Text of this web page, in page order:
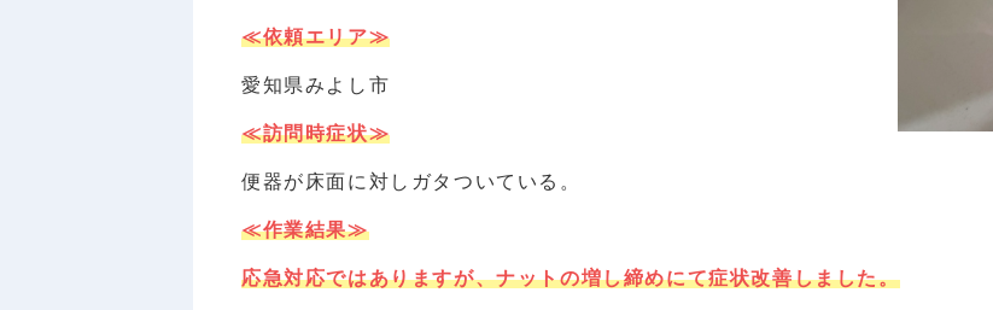
≪依頼エリア≫
愛知県みよし市
≪訪問時症状≫
便器が床面に対しガタついている。
≪作業結果≫
応急対応ではありますが、ナットの増し締めにて症状改善しました。